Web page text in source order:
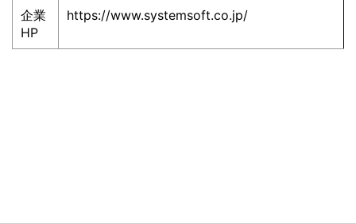
企業
HP
https://www.systemsoft.co.jp/